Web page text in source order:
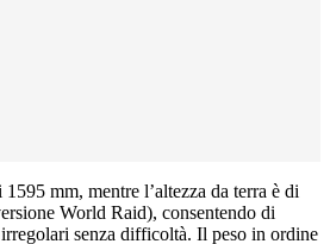
mm, mentre l’altezza da terra è di
World Raid), consentendo di
senza difficoltà. Il peso in ordine